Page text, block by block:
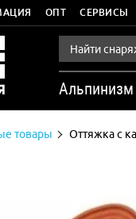
ОПТ СЕРВИСЫ
Альпинизм
товары Оттяжка с